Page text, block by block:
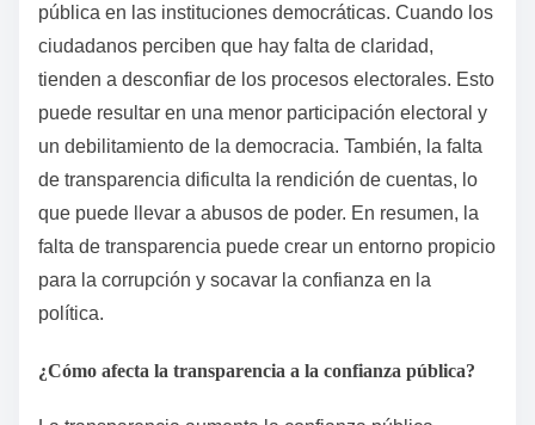
pública en las instituciones democráticas. Cuando los
ciudadanos perciben que hay falta de claridad,
tienden a desconfiar de los procesos electorales. Esto
puede resultar en una menor participación electoral y
un debilitamiento de la democracia. También, la falta
de transparencia dificulta la rendición de cuentas, lo
que puede llevar a abusos de poder. En resumen, la
falta de transparencia puede crear un entorno propicio
para la corrupción y socavar la confianza en la
política.
¿Cómo afecta la transparencia a la confianza pública?